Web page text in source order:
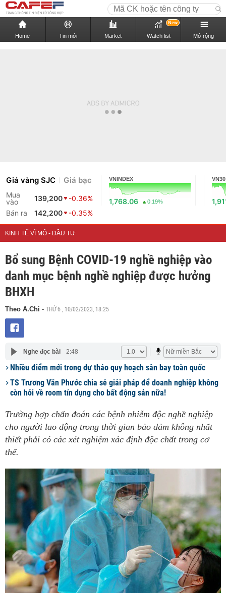
Home Tin mới Market Watch list
New
Mở rộng
Giá vàng SJC Giá bạc
Mua
vào
139,200
-0.36%
Bán ra
142,200 -0.35%
VNINDEX
1,768.06 0.19%
VN30
KINH TẾ VĨ MÔ - ĐẦU TƯ
Bổ sung Bệnh COVID-19 nghề nghiệp vào
danh mục bệnh nghề nghiệp được hưởng
BHXH
Theo A.Chi - THỨ 6 , 10/02/2023, 18:25
Nghe đọc bài 2:48
Nhiều điểm mới trong dự thảo quy hoạch sân bay toàn quốc
TS Trương Văn Phước chia sẻ giải pháp để doanh nghiệp không
còn hỏi về room tín dụng cho bất động sản nữa!
Trường hợp chẩn đoán các bệnh nhiễm độc nghề nghiệp
cho người lao động trong thời gian bảo đảm không nhất
thiết phải có các xét nghiệm xác định độc chất trong cơ
thể.